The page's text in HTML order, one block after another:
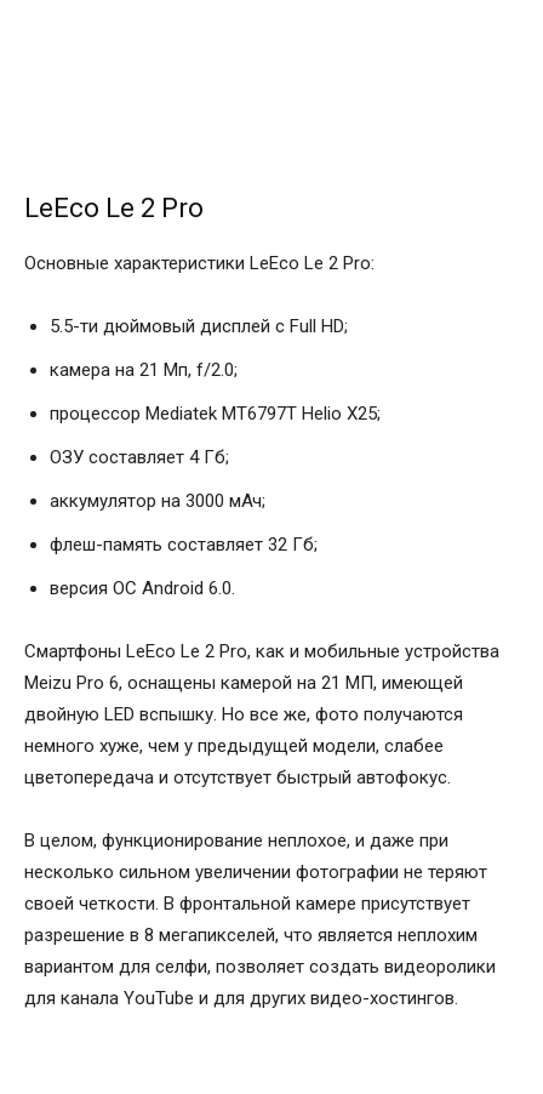
LeEco Le 2 Pro
Основные характеристики LeEco Le 2 Pro:
5.5-ти дюймовый дисплей с Full HD;
камера на 21 Мп, f/2.0;
процессор Mediatek MT6797T Helio X25;
ОЗУ составляет 4 Гб;
аккумулятор на 3000 мАч;
флеш-память составляет 32 Гб;
версия ОС Android 6.0.
Смартфоны LeEco Le 2 Pro, как и мобильные устройства
Meizu Pro 6, оснащены камерой на 21 МП, имеющей
двойную LED вспышку. Но все же, фото получаются
немного хуже, чем у предыдущей модели, слабее
цветопередача и отсутствует быстрый автофокус.
В целом, функционирование неплохое, и даже при
несколько сильном увеличении фотографии не теряют
своей четкости. В фронтальной камере присутствует
разрешение в 8 мегапикселей, что является неплохим
вариантом для селфи, позволяет создать видеоролики
для канала YouTube и для других видео-хостингов.